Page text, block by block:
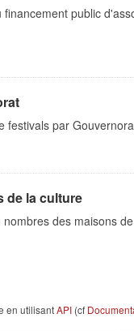
public
festivals par
de la culture
des maisons
en utilisantAPI (cf